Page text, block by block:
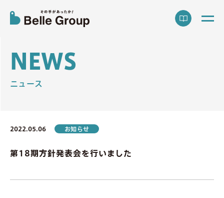
N EWS
ニュース
2022.05.06 お知らせ
第18期方針発表会を行いました